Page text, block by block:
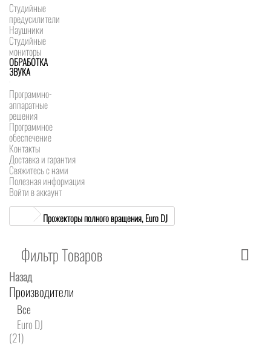
Студийные
предусилители
Наушники
Студийные
мониторы
ОБРАБОТКА
ЗВУКА
Программно-
аппаратные
решения
Программное
обеспечение
Контакты
Доставка и гарантия
Свяжитесь с нами
Полезная информация
Войти в аккаунт
Прожекторы полного вращения, Euro DJ
Фильтр Товаров
Назад
Производители
Все
Euro DJ
(21)